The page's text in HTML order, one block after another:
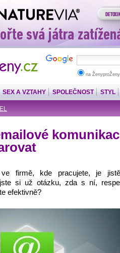
na
SEX A VZTAHY SPOLEČNOST STYL
ve firmě, kde pracujete, je
si už otázku, zda s ní,
efektivně?